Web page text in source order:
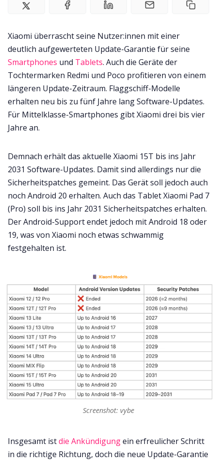
Xiaomi überrascht seine Nutzer:innen mit einer
deutlich aufgewerteten Update-Garantie für seine
Smartphones und Tablets. Auch die Geräte der
Tochtermarken Redmi und Poco profitieren von einem
längeren Update-Zeitraum. Flaggschiff-Modelle
erhalten neu bis zu fünf Jahre lang Software-Updates.
Für Mittelklasse-Smartphones gibt Xiaomi drei bis vier
Jahre an.
Demnach erhält das aktuelle Xiaomi 15T bis ins Jahr
2031 Software-Updates. Damit sind allerdings nur die
Sicherheitspatches gemeint. Das Gerät soll jedoch auch
noch Android 20 erhalten. Auch das Tablet Xiaomi Pad 7
(Pro) soll bis ins Jahr 2031 Sicherheitspatches erhalten.
Der Android-Support endet jedoch mit Android 18 oder
19, was von Xiaomi noch etwas schwammig
festgehalten ist.
Screenshot: vybe
Insgesamt istdie Ankündigungein erfreulicher Schritt
in die richtige Richtung, doch die neue Update-Garantie